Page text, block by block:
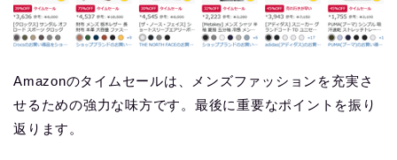
Amazonのタイムセールは、メンズファッションを充実さ
せるための強力な味方です。最後に重要なポイントを振り
返ります。